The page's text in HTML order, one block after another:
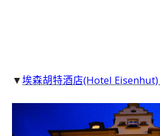
▼埃森胡特酒店(Hotel Eisenhut)